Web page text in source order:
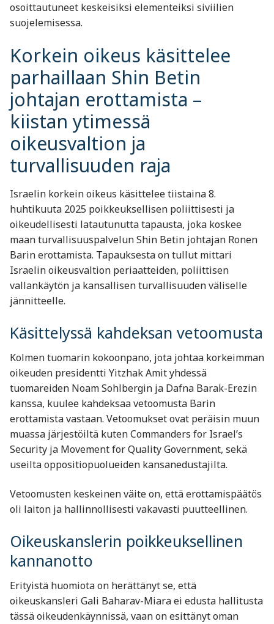
osoittautuneet keskeisiksi elementeiksi siviilien
suojelemisessa.
Korkein oikeus käsittelee
parhaillaan Shin Betin
johtajan erottamista –
kiistan ytimessä
oikeusvaltion ja
turvallisuuden raja
Israelin korkein oikeus käsittelee tiistaina 8.
huhtikuuta 2025 poikkeuksellisen poliittisesti ja
oikeudellisesti latautunutta tapausta, joka koskee
maan turvallisuuspalvelun Shin Betin johtajan Ronen
Barin erottamista. Tapauksesta on tullut mittari
Israelin oikeusvaltion periaatteiden, poliittisen
vallankäytön ja kansallisen turvallisuuden väliselle
jännitteelle.
Käsittelyssä kahdeksan vetoomusta
Kolmen tuomarin kokoonpano, jota johtaa korkeimman
oikeuden presidentti Yitzhak Amit yhdessä
tuomareiden Noam Sohlbergin ja Dafna Barak-Erezin
kanssa, kuulee kahdeksaa vetoomusta Barin
erottamista vastaan. Vetoomukset ovat peräisin muun
muassa järjestöiltä kuten Commanders for Israel’s
Security ja Movement for Quality Government, sekä
useilta oppositiopuolueiden kansanedustajilta.
Vetoomusten keskeinen väite on, että erottamispäätös
oli laiton ja hallinnollisesti vakavasti puutteellinen.
Oikeuskanslerin poikkeuksellinen
kannanotto
Erityistä huomiota on herättänyt se, että
oikeuskansleri Gali Baharav-Miara ei edusta hallitusta
tässä oikeudenkäynnissä, vaan on esittänyt oman